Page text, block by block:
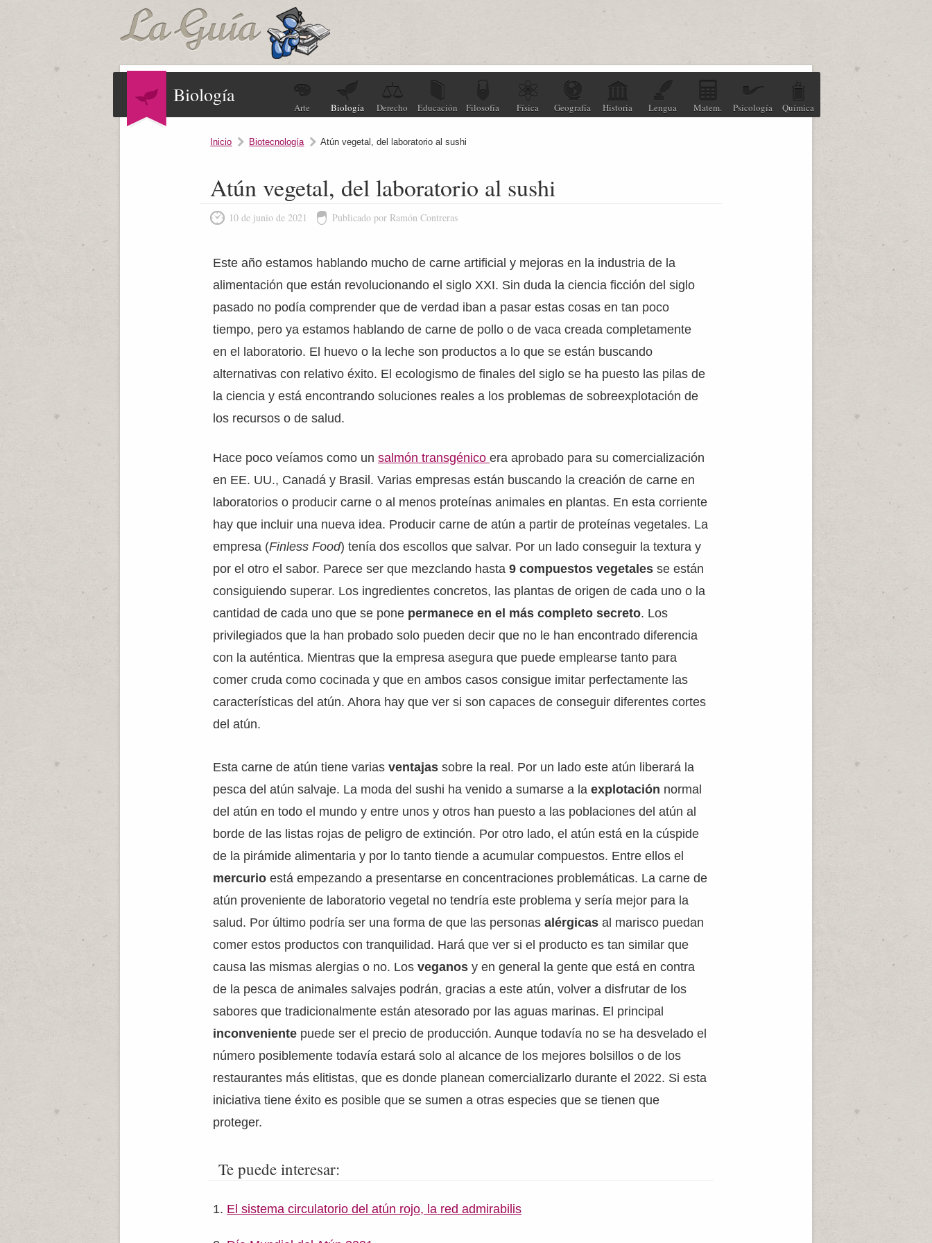
Biología
Arte Biología Derecho Educación Filosofía Física Geografía Historia Lengua Matem. Psicología Química
Inicio Biotecnología Atún vegetal, del laboratorio al sushi
Atún vegetal, del laboratorio al sushi
10 de junio de 2021 Publicado por Ramón Contreras
Este año estamos hablando mucho de carne artificial y mejoras en la industria de la
alimentación que están revolucionando el siglo XXI. Sin duda la ciencia ficción del siglo
pasado no podía comprender que de verdad iban a pasar estas cosas en tan poco
tiempo, pero ya estamos hablando de carne de pollo o de vaca creada completamente
en el laboratorio. El huevo o la leche son productos a lo que se están buscando
alternativas con relativo éxito. El ecologismo de finales del siglo se ha puesto las pilas de
la ciencia y está encontrando soluciones reales a los problemas de sobreexplotación de
los recursos o de salud.
Hace poco veíamos como unsalmón transgénicoera aprobado para su comercialización
en EE. UU., Canadá y Brasil. Varias empresas están buscando la creación de carne en
laboratorios o producir carne o al menos proteínas animales en plantas. En esta corriente
hay que incluir una nueva idea. Producir carne de atún a partir de proteínas vegetales. La
empresa (Finless Food) tenía dos escollos que salvar. Por un lado conseguir la textura y
por el otro el sabor. Parece ser que mezclando hasta9 compuestos vegetalesse están
consiguiendo superar. Los ingredientes concretos, las plantas de origen de cada uno o la
cantidad de cada uno que se pone permanece en el más completo secreto. Los
privilegiados que la han probado solo pueden decir que no le han encontrado diferencia
con la auténtica. Mientras que la empresa asegura que puede emplearse tanto para
comer cruda como cocinada y que en ambos casos consigue imitar perfectamente las
características del atún. Ahora hay que ver si son capaces de conseguir diferentes cortes
del atún.
Esta carne de atún tiene variasventajassobre la real. Por un lado este atún liberará la
pesca del atún salvaje. La moda del sushi ha venido a sumarse a laexplotación normal
del atún en todo el mundo y entre unos y otros han puesto a las poblaciones del atún al
borde de las listas rojas de peligro de extinción. Por otro lado, el atún está en la cúspide
de la pirámide alimentaria y por lo tanto tiende a acumular compuestos. Entre ellos el
mercurioestá empezando a presentarse en concentraciones problemáticas. La carne de
atún proveniente de laboratorio vegetal no tendría este problema y sería mejor para la
salud. Por último podría ser una forma de que las personasalérgicasal marisco puedan
comer estos productos con tranquilidad. Hará que ver si el producto es tan similar que
causa las mismas alergias o no. Losveganosy en general la gente que está en contra
de la pesca de animales salvajes podrán, gracias a este atún, volver a disfrutar de los
sabores que tradicionalmente están atesorado por las aguas marinas. El principal
inconveniente puede ser el precio de producción. Aunque todavía no se ha desvelado el
número posiblemente todavía estará solo al alcance de los mejores bolsillos o de los
restaurantes más elitistas, que es donde planean comercializarlo durante el 2022. Si esta
iniciativa tiene éxito es posible que se sumen a otras especies que se tienen que
proteger.
Te puede interesar:
El sistema circulatorio del atún rojo, la red admirabilis